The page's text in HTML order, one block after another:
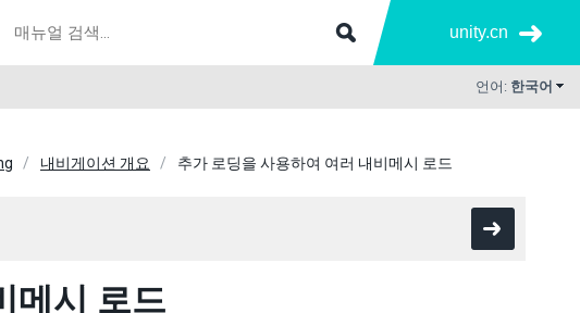
unity.cn
언어: 한국어
내비게이션 개요 추가 로딩을 사용하여 여러 내비메시 로드
메시 로드